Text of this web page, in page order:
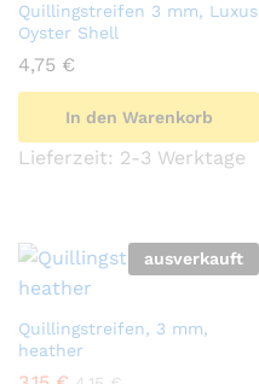
Quillingstreifen 3 mm, Luxus
Oyster Shell
4,75 €
In den Warenkorb
Lieferzeit: 2-3 Werktage
ausverkauft
Quillingstreifen, 3 mm,
heather